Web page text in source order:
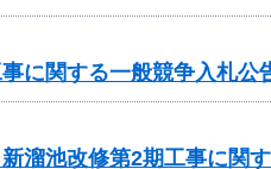
に関する一般競争入札公
溜池改修第2期工事に関